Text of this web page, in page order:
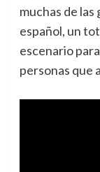
muchas de
español, un
escenario
personas que